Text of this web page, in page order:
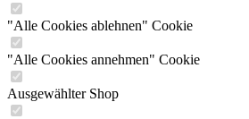
"Alle Cookies ablehnen" Cookie
"Alle Cookies annehmen" Cookie
Ausgewählter Shop